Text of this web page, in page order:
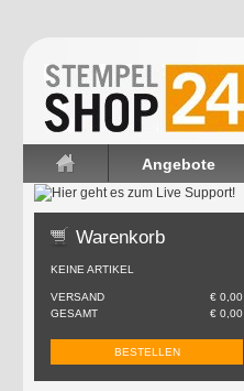
Startseite
Angebote
Warenkorb
KEINE ARTIKEL
VERSAND
€ 0,00
GESAMT
€ 0,00
BESTELLEN